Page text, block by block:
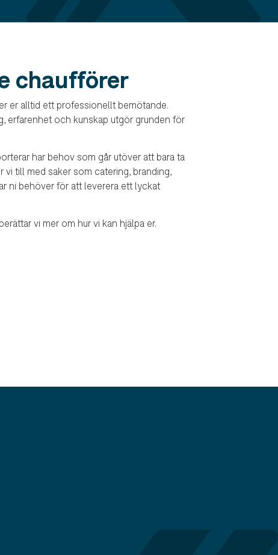
chaufförer
er alltid ett professionellt bemötande.
erfarenhet och kunskap utgör grunden för
har behov som går utöver att bara ta
vi till med saker som catering, branding,
ni behöver för att leverera ett lyckat
vi mer om hur vi kan hjälpa er.